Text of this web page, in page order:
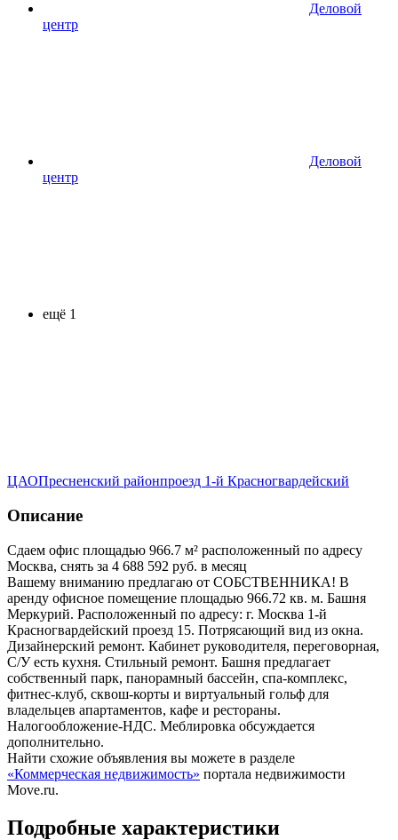
Деловой
центр
Деловой
центр
ещё 1
ЦАОПресненский районпроезд 1-й Красногвардейский
Описание
Сдаем офис площадью 966.7 м² расположенный по адресу
Москва, снять за 4 688 592 руб. в месяц
Вашему вниманию предлагаю от СОБСТВЕННИКА! В
аренду офисное помещение площадью 966.72 кв. м. Башня
Меркурий. Расположенный по адресу: г. Москва 1-й
Красногвардейский проезд 15. Потрясающий вид из окна.
Дизайнерский ремонт. Кабинет руководителя, переговорная,
С/У есть кухня. Стильный ремонт. Башня предлагает
собственный парк, панорамный бассейн, спа-комплекс,
фитнес-клуб, сквош-корты и виртуальный гольф для
владельцев апартаментов, кафе и рестораны.
Налогообложение-НДС. Меблировка обсуждается
дополнительно.
Найти схожие объявления вы можете в разделе
«Коммерческая недвижимость» портала недвижимости
Move.ru.
Подробные характеристики